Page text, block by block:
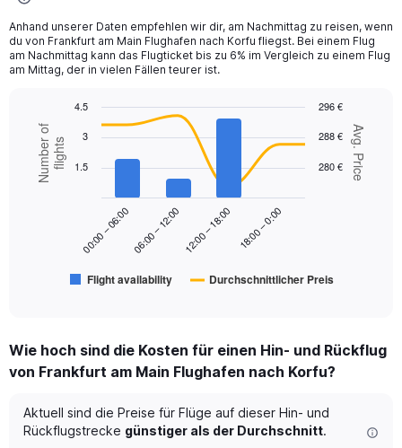
Anhand unserer Daten empfehlen wir dir, am Nachmittag zu reisen, wenn
du von Frankfurt am Main Flughafen nach Korfu fliegst. Bei einem Flug
am Nachmittag kann das Flugticket bis zu 6% im Vergleich zu einem Flug
am Mittag, der in vielen Fällen teurer ist.
Combination
chart
with
data
categories.
Range:
categories.
The
chart
Chart
graphic.
Avg. Price
Number offlights
Flight availability Durchschnittlicher Preis
00:00 – 06:0006:00 – 12:00 12:00 – 18:00 18:00 – 0:00
280 €
288 €
296 €
1.5
3
4.5
Wie hoch sind die Kosten für einen Hin- und Rückflug
von Frankfurt am Main Flughafen nach Korfu?
Aktuell sind die Preise für Flüge auf dieser Hin- und
Rückflugstrecke günstiger als der Durchschnitt.